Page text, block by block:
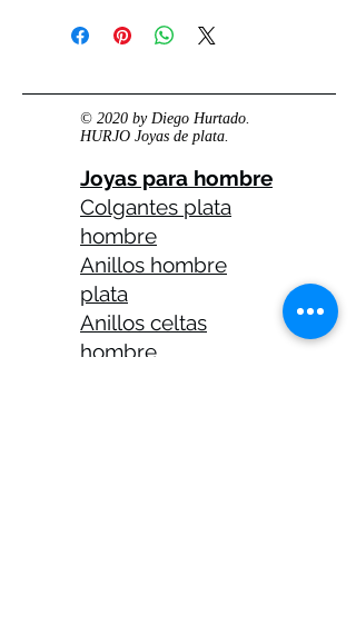
© 2020 by Diego Hurtado.
HURJO Joyas de plata.
Joyas para hombre
Colgantes plata
hombre
Anillos hombre
plata
Anillos celtas
hombre